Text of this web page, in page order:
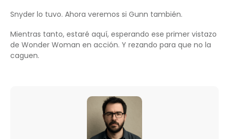
Snyder lo tuvo. Ahora veremos si Gunn también.
Mientras tanto, estaré aquí, esperando ese primer vistazo
de Wonder Woman en acción. Y rezando para que no la
caguen.